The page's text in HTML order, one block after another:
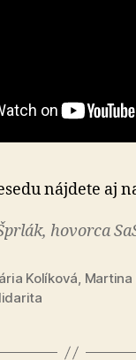
nájdete aj
hovorca
Kolíková, Martina